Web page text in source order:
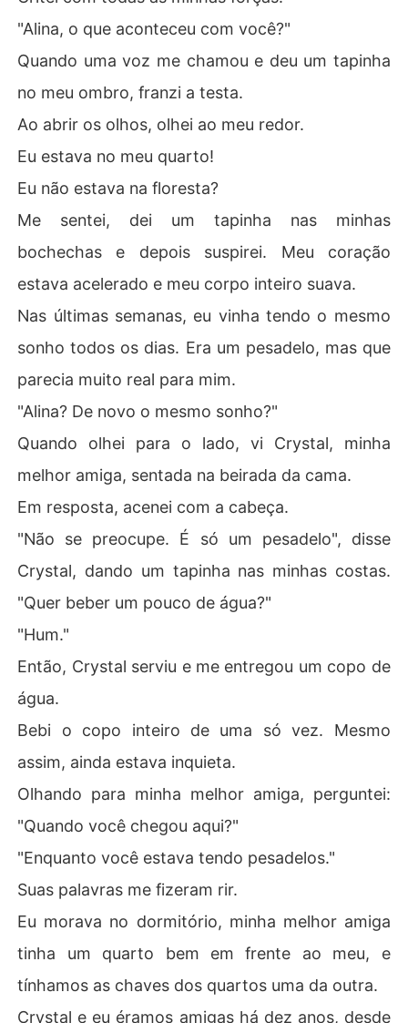
"Alina, o que aconteceu com você?"
Quando uma voz me chamou e deu um tapinha
no meu ombro, franzi a testa.
Ao abrir os olhos, olhei ao meu redor.
Eu estava no meu quarto!
Eu não estava na floresta?
Me sentei, dei um tapinha nas minhas
bochechas e depois suspirei. Meu coração
estava acelerado e meu corpo inteiro suava.
Nas últimas semanas, eu vinha tendo o mesmo
sonho todos os dias. Era um pesadelo, mas que
parecia muito real para mim.
"Alina? De novo o mesmo sonho?"
Quando olhei para o lado, vi Crystal, minha
melhor amiga, sentada na beirada da cama.
Em resposta, acenei com a cabeça.
"Não se preocupe. É só um pesadelo", disse
Crystal, dando um tapinha nas minhas costas.
"Quer beber um pouco de água?"
"Hum."
Então, Crystal serviu e me entregou um copo de
água.
Bebi o copo inteiro de uma só vez. Mesmo
assim, ainda estava inquieta.
Olhando para minha melhor amiga, perguntei:
"Quando você chegou aqui?"
"Enquanto você estava tendo pesadelos."
Suas palavras me fizeram rir.
Eu morava no dormitório, minha melhor amiga
tinha um quarto bem em frente ao meu, e
tínhamos as chaves dos quartos uma da outra.
Crystal e eu éramos amigas há dez anos, desde